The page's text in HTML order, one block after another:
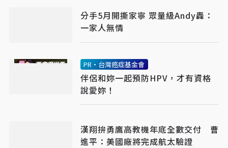
分手5月開撕家寧 眾量級Andy轟：
一家人無情
PR・台灣癌症基金會
伴侶和妳一起預防HPV，才有資格
說愛妳！
漢翔拚勇鷹高教機年底全數交付 曹
進平：美國廠將完成航太驗證